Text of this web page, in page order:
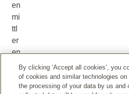
en
mi
ttl
er
en
ch
ne
By clicking ‘Accept all cookies’, you
of cookies and similar technologies
the processing of your data by us and